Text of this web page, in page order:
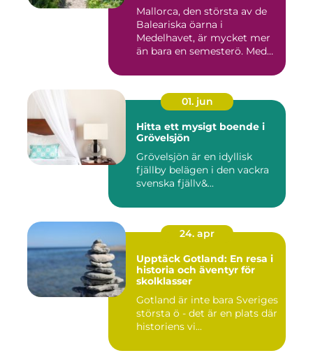
Mallorca, den största av de
Baleariska öarna i
Medelhavet, är mycket mer
än bara en semesterö. Med
01. jun
Hitta ett mysigt boende i
Grövelsjön
Grövelsjön är en idyllisk
fjällby belägen i den vackra
svenska fjällv&...
24. apr
Upptäck Gotland: En resa i
historia och äventyr för
skolklasser
Gotland är inte bara Sveriges
största ö - det är en plats där
historiens vi...